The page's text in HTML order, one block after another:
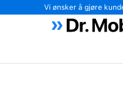
Vi ønsker å gjøre